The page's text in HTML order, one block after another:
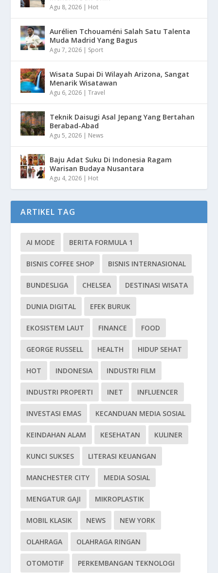
Agu 8, 2026 | Hot
Aurélien Tchouaméni Salah Satu Talenta
Muda Madrid Yang Bagus
Agu 7, 2026 | Sport
Wisata Supai Di Wilayah Arizona, Sangat
Menarik Wisatawan
Agu 6, 2026 |Travel
Teknik Daisugi Asal Jepang Yang Bertahan
Berabad-Abad
Agu 5, 2026 | News
Baju Adat Suku Di Indonesia Ragam
Warisan Budaya Nusantara
Agu 4, 2026 | Hot
ARTIKEL TAG
AI MODE BERITA FORMULA 1
BISNIS COFFEE SHOP BISNIS INTERNASIONAL
BUNDESLIGA CHELSEA DESTINASI WISATA
DUNIA DIGITAL EFEK BURUK
EKOSISTEM LAUT FINANCE FOOD
GEORGE RUSSELL HEALTH HIDUP SEHAT
HOT INDONESIA INDUSTRI FILM
INDUSTRI PROPERTI INET INFLUENCER
INVESTASI EMAS KECANDUAN MEDIA SOSIAL
KEINDAHAN ALAM KESEHATAN KULINER
KUNCI SUKSES LITERASI KEUANGAN
MANCHESTER CITY MEDIA SOSIAL
MENGATUR GAJI MIKROPLASTIK
MOBIL KLASIK NEWS NEW YORK
OLAHRAGA OLAHRAGA RINGAN
OTOMOTIF PERKEMBANGAN TEKNOLOGI